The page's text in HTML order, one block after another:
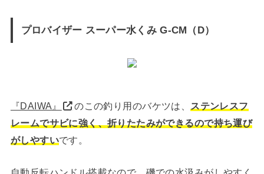
プロバイザー スーパー水くみ G-CM（D）
『DAIWA』 のこの釣り用のバケツは、
ステンレスフ
レームでサビに強く、折りたたみができるので持ち運び
がしやすいです。